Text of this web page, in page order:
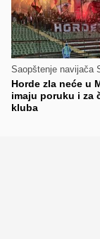
Saopštenje navijača
Horde zla neće u
imaju poruku i za
kluba